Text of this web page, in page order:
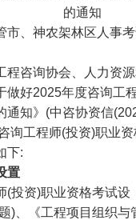
的通知
市、神农架林区人事
咨询协会、人力资源
做好2025年度咨询工
通知》(中咨协资信
询工程师(投资)职业
下:
置
资)职业资格考试设
)、《工程项目组织与